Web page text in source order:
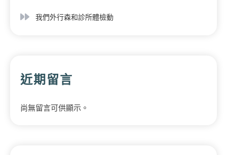
我們外行森和診所體檢動
近期留言
尚無留言可供顯示。